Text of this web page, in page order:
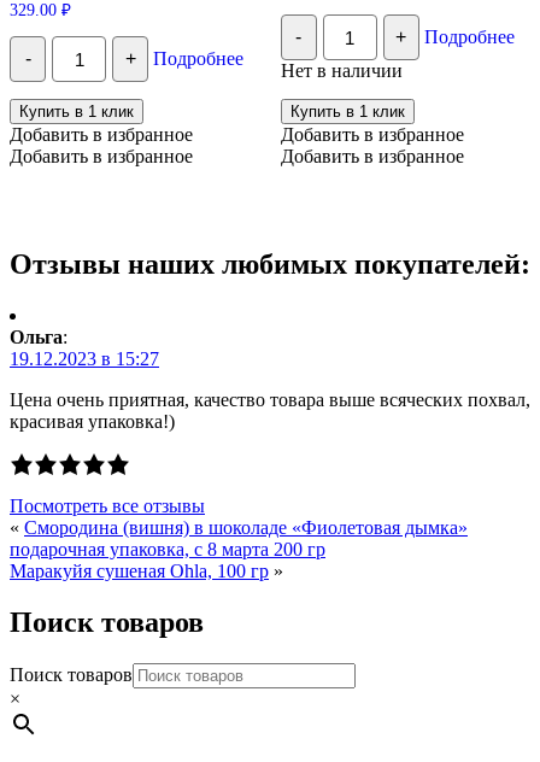
329.00 ₽
-
Количество
Подарочный
набор
драже
"Орешки
и
ягоды
+ Подробнее
Купить в 1 клик
Добавить в избранное
Добавить в избранное
-
Количество
Набор
подарочный
"Премиум
4
вкуса",
400
г
+
Подробнее
Нет в наличии
Купить в 1 клик
Добавить в избранное
Добавить в избранное
Отзывы наших любимых покупателей:
Ольга:
19.12.2023 в 15:27
Цена очень приятная, качество товара выше всяческих похвал,
красивая упаковка!)
Посмотреть все отзывы
« Смородина (вишня) в шоколаде «Фиолетовая дымка»
подарочная упаковка, с 8 марта 200 гр
Маракуйя сушеная Ohla, 100 гр »
Поиск товаров
Поиск товаров
×